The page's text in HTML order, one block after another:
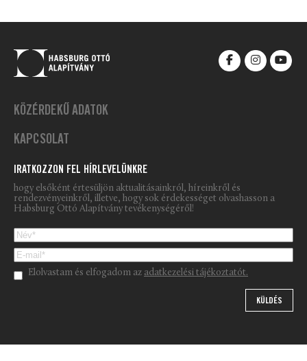
KÖZÉRDEKŰ ADATOK
KAPCSOLAT
IRATKOZZON FEL HÍRLEVELÜNKRE
hogy elsőként értesüljön aktualitásainkról, híreinkről és
rendezvényeinkről, illetve, hogy sok érdekességet olvashasson a
Habsburg Ottó Alapítvány tevékenységéről!
Please leave this field empty.
Elolvastam és elfogadom az adatkezelési tájékoztatót.